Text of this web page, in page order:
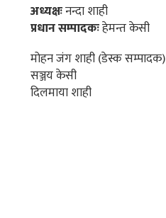
अध्यक्षःनन्दा शाही
प्रधान सम्पादकःहेमन्त केसी
मोहन जंग शाही (डेस्क सम्पादक)
सञ्जय केसी
दिलमाया शाही